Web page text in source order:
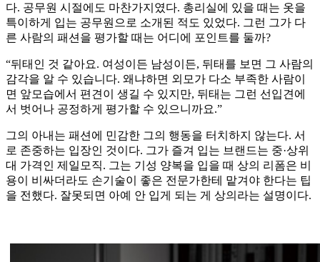
다. 공무원 시절에도 마찬가지였다. 총리실에 있을 때는 옷을
특이하게 입는 공무원으로 소개된 적도 있었다. 그런 그가 다
른 사람의 패션을 평가할 때는 어디에 포인트를 둘까?
“뒤태인 것 같아요. 여성이든 남성이든, 뒤태를 보면 그 사람의
감각을 알 수 있습니다. 왜냐하면 외모가 다소 부족한 사람이
면 앞모습에서 편견이 생길 수 있지만, 뒤태는 그런 선입견에
서 벗어나 공정하게 평가할 수 있으니까요.”
그의 아내는 패션에 민감한 그의 행동을 터치하지 않는다. 서
로 존중하는 입장인 것이다. 그가 즐겨 입는 브랜드는 중·상위
대 가격인 제일모직. 그는 기성 양복을 입을 때 상의 리폼은 비
용이 비싸더라도 손기술이 좋은 전문가한테 맡겨야 한다는 팁
을 전했다. 잘못되면 아예 안 입게 되는 게 상의라는 설명이다.